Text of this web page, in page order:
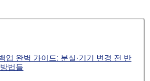
업 완벽 가이드: 분실·기기 변경 전 반
법들